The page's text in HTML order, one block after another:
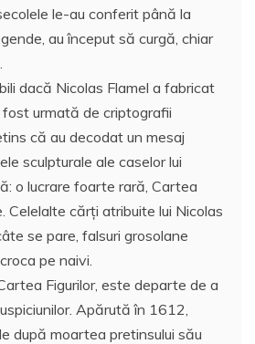
le-au conferit până la
au început să curgă, chiar
dacă Nicolas Flamel a fabricat
fost urmată de criptografii
că au decodat un mesaj
sculpturale ale caselor lui
o lucrare foarte rară, Cartea
Celelalte cărţi atribuite lui Nicolas
se pare, falsuri grosolane
pe naivi.
Figurilor, este departe de a
Apărută în 1612,
după moartea pretinsului său